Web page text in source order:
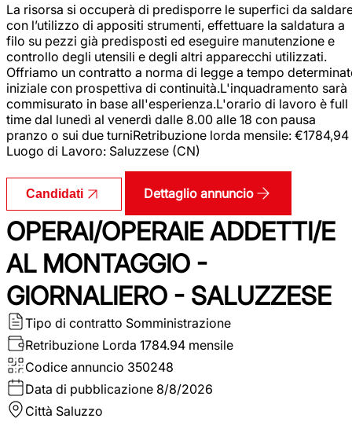
La risorsa si occuperà di predisporre le superfici da
con l’utilizzo di appositi strumenti, effettuare la saldatura a
filo su pezzi già predisposti ed eseguire manutenzione e
controllo degli utensili e degli altri apparecchi utilizzati.
Offriamo un contratto a norma di legge a tempo
iniziale con prospettiva di continuità.L'inquadramento sarà
commisurato in base all'esperienza.L'orario di lavoro è full
time dal lunedì al venerdì dalle 8.00 alle 18 con pausa
pranzo o sui due turniRetribuzione lorda mensile: €1784,94
Luogo di Lavoro: Saluzzese (CN)
Candidati Dettaglio annuncio
OPERAI/OPERAIE ADDETTI/E
AL MONTAGGIO -
GIORNALIERO - SALUZZESE
Tipo di contratto Somministrazione
Retribuzione Lorda 1784.94 mensile
Codice annuncio 350248
Data di pubblicazione 8/8/2026
Città Saluzzo